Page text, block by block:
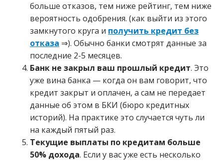
больше отказов, тем ниже рейтинг, тем ниже
вероятность одобрения. (как выйти из этого
замкнутого круга и получить кредит без
отказа ⇒). Обычно банки смотрят данные за
последние 2-5 месяцев.
Банк не закрыл ваш прошлый кредит. Это
уже вина банка — когда он вам говорит, что
кредит закрыт и оплачен, а сам не передает
данные об этом в БКИ (бюро кредитных
историй). На практике это случается чуть ли
на каждый пятый раз.
Текущие выплаты по кредитам больше
50% дохода. Если у вас уже есть несколько